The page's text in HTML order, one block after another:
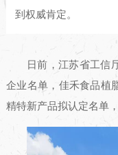
到权威肯定。
日前，江苏省工信
企业名单，佳禾食品植
精特新产品拟认定名单